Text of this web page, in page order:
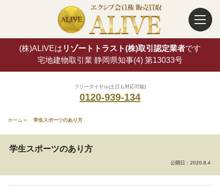
(株)ALIVEは リゾートトラスト(株)取引認定業者です
宅地建物取引業 静岡県知事(4) 第13033号
フリーダイヤル(土日も対応可能)
0120-939-134
ホーム » 学生スポーツのあり方
学生スポーツのあり方
公開日： 2020.8.4